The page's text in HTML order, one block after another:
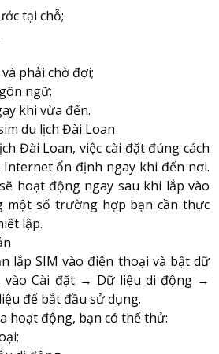
tại chỗ;
phải chờ đợi;
ngữ;
khi vừa đến.
du lịch Đài Loan
Đài Loan, việc cài đặt đúng cách
ổn định ngay khi đến nơi.
hoạt động ngay sau khi lắp vào
một số trường hợp bạn cần thực
lập.
lắp SIM vào điện thoại và bật dữ
vào Cài đặt → Dữ liệu di động →
để bắt đầu sử dụng.
hoạt động, bạn có thể thử: